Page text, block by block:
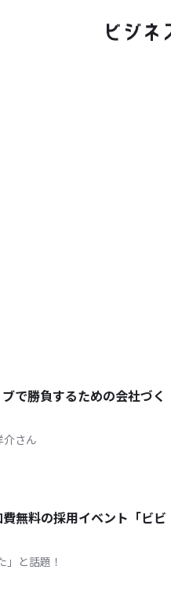
で勝負するための会社づく
介さん
無料の採用イベント「ビビ
」と話題！